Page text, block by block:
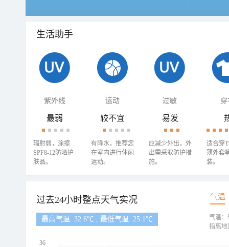
生活助手
紫外线 运动 过敏 穿
最弱
辐射弱，涂擦
SPF8-12防晒护
肤品。
较不宜
有降水，推荐您
在室内进行休闲
运动。
易发
应减少外出，外
出需采取防护措
施。
适合穿
薄外套
装。
过去24小时整点天气实况 气温
最高气温: 32.6℃ , 最低气温: 25.1℃
36
气温：
指离地